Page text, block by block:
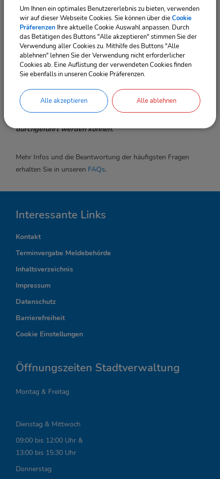
beeinträchtigen und sogar gravierenden Folgen haben, wenn
Rettungsfahrzeuge Engstellen nicht passieren können.
Uns ist bewusst, dass die Straßensperrungen vor allem für
die Anwohnerinnen und Anwohner mit Einschränkungen
verbunden sind, insbesondere mit Blick auf die Parksituation
in der Innenstadt.Wir bitten dennoch um Verständnis und
Rücksichtnahme in den kommenden Monaten und
danken Ihnen für Ihre Unterstützung, damit die
durchgeführt werden können.
Mehr Infos und die Beantwortung der häufigsten Fragen
erhalten Sie in unseren FAQs.
I
n
t
e
r
e
s
a
t
L
i
n
Interessante Links
Kontakt
Terminvergabe Meldebehörde
Inhaltsverzeichnis
Impressum
Datenschutz
Barrierefreiheit
Cookie Einstellungen
Öffnungszeiten Stadtverwaltung
Montag & Freitag
Dienstag & Mittwoch
09:00 bis 12:00 Uhr &
13:00 bis 15:30 Uhr
Donnerstag
Um Ihnen ein optimales Benutzererlebnis zu bieten, verwenden
wir auf dieser Webseite Cookies. Sie können über dieCookie
Präferenzen Ihre aktuelle Cookie Auswahl anpassen. Durch
das Betätigen des Buttons "Alle akzeptieren" stimmen Sie der
Verwendung aller Cookies zu. Mithilfe des Buttons "Alle
ablehnen" lehnen Sie der Verwendung nicht erforderlicher
Cookies ab. Eine Auflistung der verwendeten Cookies finden
Sie ebenfalls in unseren Cookie Präferenzen.
Alle akzeptieren Alle ablehnen